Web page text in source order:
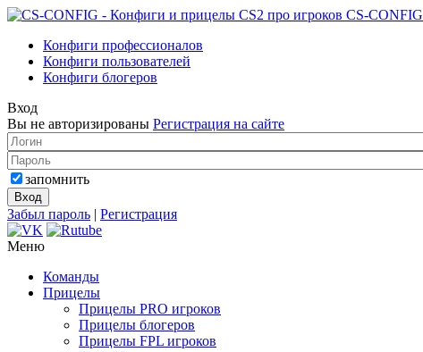
CS-CONFIG
Конфиги профессионалов
Конфиги пользователей
Конфиги блогеров
Вход
Вы не авторизированы Регистрация на сайте
запомнить
Забыл пароль | Регистрация
Меню
Команды
Прицелы
Прицелы PRO игроков
Прицелы блогеров
Прицелы FPL игроков